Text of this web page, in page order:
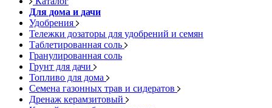
Для дома и дачи
Удобрения
Тележки дозаторы для удобрений и семян
Таблетированная соль
Гранулированная соль
Грунт для дачи
Топливо для дома
Семена газонных трав и сидератов
Дренаж керамзитовый